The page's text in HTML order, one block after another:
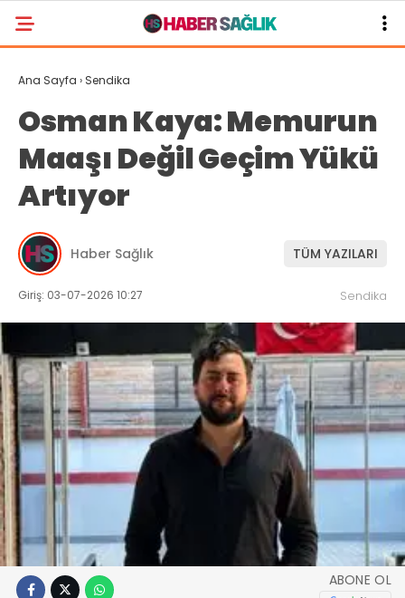
Ana Sayfa › Sendika
Osman Kaya: Memurun
Maaşı Değil Geçim Yükü
Artıyor
Haber Sağlık TÜM YAZILARI
Giriş: 03-07-2026 10:27 Sendika
ABONE OL